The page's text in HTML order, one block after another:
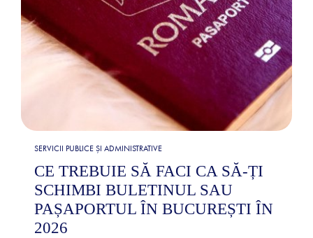
SERVICII PUBLICE ȘI ADMINISTRATIVE
CE TREBUIE SĂ FACI CA SĂ-ȚI
SCHIMBI BULETINUL SAU
PAȘAPORTUL ÎN BUCUREȘTI ÎN
2026